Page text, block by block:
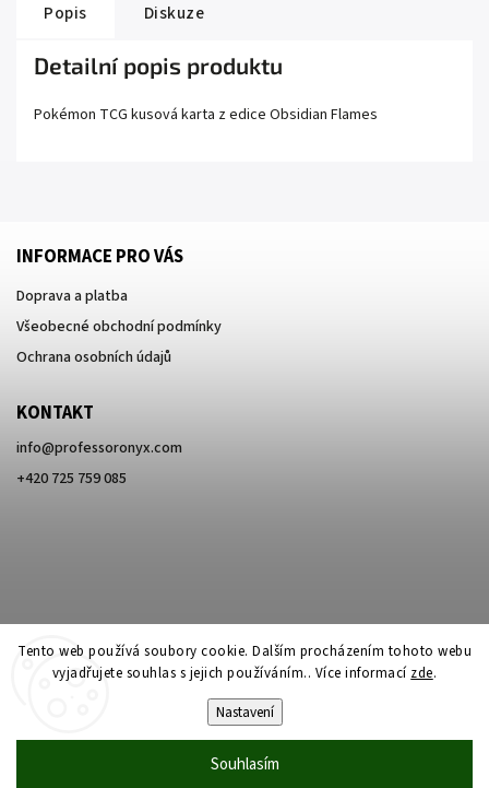
Tento web používá soubory cookie. Dalším procházením tohoto webu
vyjadřujete souhlas s jejich používáním.. Více informací zde.
Nastavení
Souhlasím
Popis Diskuze
Detailní popis produktu
Pokémon TCG kusová karta z edice Obsidian Flames
INFORMACE PRO VÁS
Doprava a platba
Všeobecné obchodní podmínky
Ochrana osobních údajů
KONTAKT
info@professoronyx.com
+420 725 759 085
Professor Onyx. Všechna práva vyhrazena.